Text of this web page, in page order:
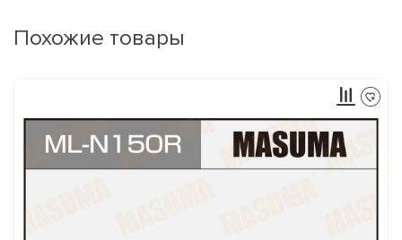
Похожие товары